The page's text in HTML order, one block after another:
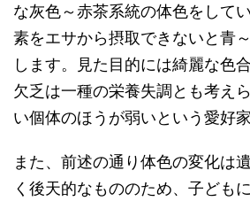
な灰色～赤茶系統の体色をして
素をエサから摂取できないと青
します。見た目的には綺麗な色
欠乏は一種の栄養失調とも考え
い個体のほうが弱いという愛好家
また、前述の通り体色の変化は
く後天的なもののため、子ども